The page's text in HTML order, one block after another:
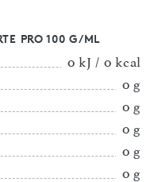
PRO 100 G/ML
0 kJ / 0 kcal
0 g
0 g
0 g
0 g
0 g